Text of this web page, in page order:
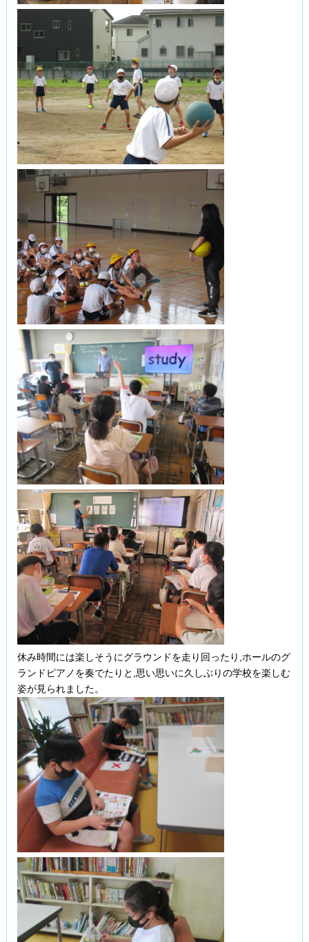
休み時間には楽しそうにグラウンドを走り回ったり,ホールのグ
ランドピアノを奏でたりと,思い思いに久しぶりの学校を楽しむ
姿が見られました。